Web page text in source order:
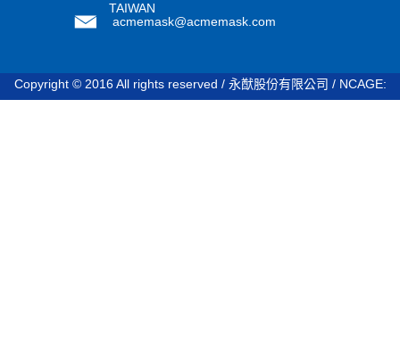
TAIWAN
acmemask@acmemask.com
Copyright © 2016 All rights reserved / 永猷股份有限公司 / NCAGE: